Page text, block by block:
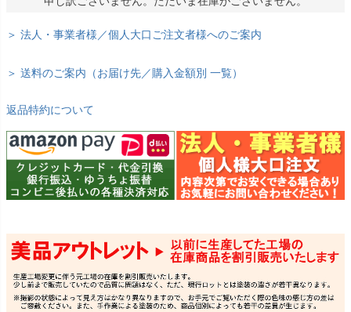
＞ 法人・事業者様／個人大口ご注文者様へのご案内
＞ 送料のご案内（お届け先／購入金額別 一覧）
返品特約について